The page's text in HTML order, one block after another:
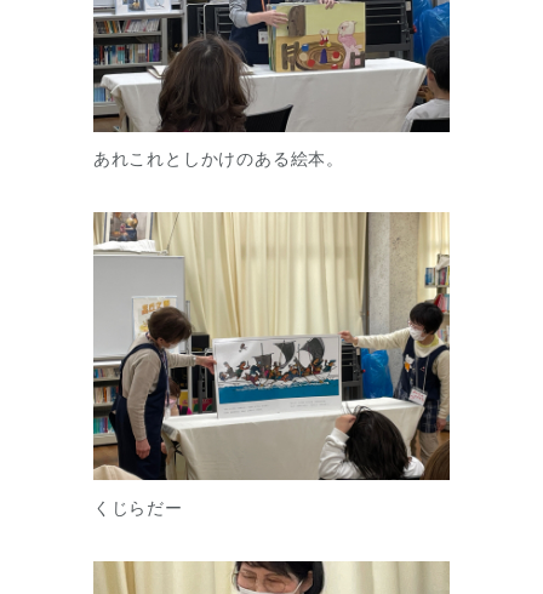
あれこれとしかけのある絵本。
くじらだー